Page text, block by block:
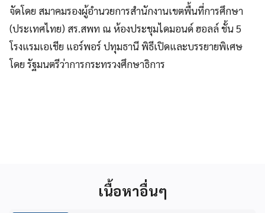
จัดโดย สมาคมรองผู้อำนวยการสำนักงานเขตพื้นที่การศึกษา
(ประเทศไทย) สร.สพท ณ ห้องประชุมไดมอนด์ ฮอลล์ ชั้น 5
โรงแรมเอเชีย แอร์พอร์ ปทุมธานี พิธีเปิดและบรรยายพิเศษ
โดย รัฐมนตรีว่าการกระทรวงศึกษาธิการ
เนื้อหาอื่นๆ